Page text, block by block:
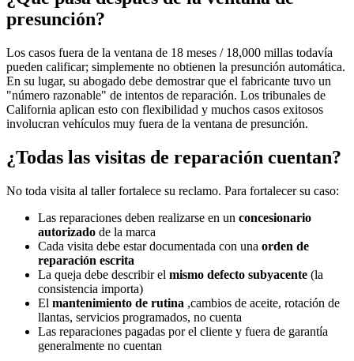
presunción?
Los casos fuera de la ventana de 18 meses / 18,000 millas todavía
pueden calificar; simplemente no obtienen la presunción automática.
En su lugar, su abogado debe demostrar que el fabricante tuvo un
"número razonable" de intentos de reparación. Los tribunales de
California aplican esto con flexibilidad y muchos casos exitosos
involucran vehículos muy fuera de la ventana de presunción.
¿Todas las visitas de reparación cuentan?
No toda visita al taller fortalece su reclamo. Para fortalecer su caso:
Las reparaciones deben realizarse en un concesionario
autorizado de la marca
Cada visita debe estar documentada con una orden de
reparación escrita
La queja debe describir el mismo defecto subyacente (la
consistencia importa)
El mantenimiento de rutina ,cambios de aceite, rotación de
llantas, servicios programados, no cuenta
Las reparaciones pagadas por el cliente y fuera de garantía
generalmente no cuentan